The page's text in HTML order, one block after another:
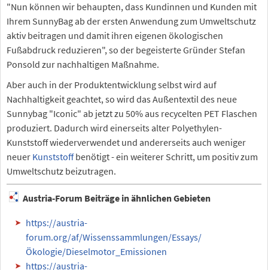
"Nun können wir behaupten, dass Kundinnen und Kunden mit
Ihrem SunnyBag ab der ersten Anwendung zum Umweltschutz
aktiv beitragen und damit ihren eigenen ökologischen
Fußabdruck reduzieren", so der begeisterte Gründer Stefan
Ponsold zur nachhaltigen Maßnahme.
Aber auch in der Produktentwicklung selbst wird auf
Nachhaltigkeit geachtet, so wird das Außentextil des neue
Sunnybag "Iconic" ab jetzt zu 50% aus recycelten PET Flaschen
produziert. Dadurch wird einerseits alter Polyethylen-
Kunststoff wiederverwendet und andererseits auch weniger
neuer Kunststoffbenötigt - ein weiterer Schritt, um positiv zum
Umweltschutz beizutragen.
Austria-Forum Beiträge in ähnlichen Gebieten
https://austria-
forum.org/af/Wissenssammlungen/Essays/
Ökologie/Dieselmotor_Emissionen
https://austria-